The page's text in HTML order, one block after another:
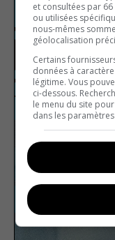
La théorie
Sciences
et consultées par
ou utilisées
nous-mêmes
géolocalisation
Certains
données à
légitime. Vous
ci-dessous.
le menu du site
dans les